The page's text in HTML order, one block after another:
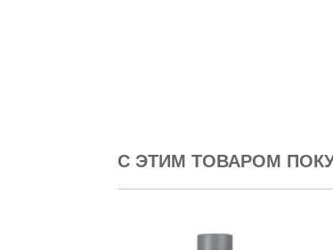
С ЭТИМ ТОВАРОМ